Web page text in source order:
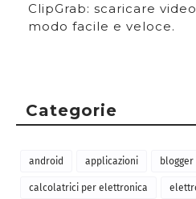
ClipGrab: scaricare
modo facile e veloce.
Categorie
android applicazioni blogger
calcolatrici per elettronica